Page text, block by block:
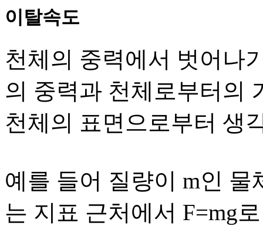
이탈속도
천체의 중력에서 벗어나
의 중력과 천체로부터의
천체의 표면으로부터 생
예를 들어 질량이 m인
는 지표 근처에서 F=mg